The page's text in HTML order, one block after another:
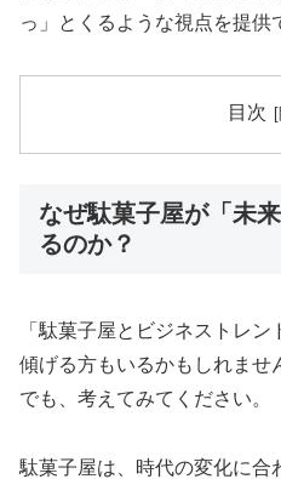
っ」とくるような視点を提供
目次
なぜ駄菓子屋が「未
るのか？
「駄菓子屋とビジネストレ
傾げる方もいるかもしれませ
でも、考えてみてください。
駄菓子屋は、時代の変化に合